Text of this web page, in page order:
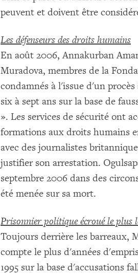
peuvent et doivent être
Les défenseurs des droits humains
En août 2006, Annakurban
Muradova, membres de la
condamnés à l'issue d'un
six à sept ans sur la base de
». Les services de sécurité ont
formations aux droits humains
avec des journalistes
justifier son arrestation.
septembre 2006 dans des
été menée sur sa mort.
Prisonnier politique écroué le plus
Toujours derrière les barreaux,
compte le plus d'années
1995 sur la base d'accusations